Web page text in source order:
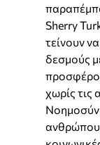
Sherry
τείνουν
δεσμούς
χωρίς τις